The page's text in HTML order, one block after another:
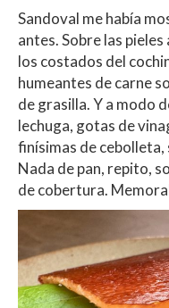
Sandoval me había
antes. Sobre las
los costados del
humeantes de carne
de grasilla. Y a modo
lechuga, gotas de
finísimas de
Nada de pan, repito,
de cobertura.